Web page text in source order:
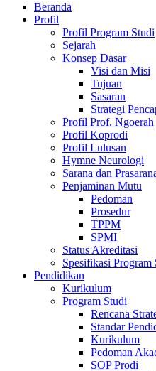
Beranda
Profil
Profil Program Studi
Sejarah
Konsep Dasar
Visi dan Misi
Tujuan
Sasaran
Strategi
Profil Prof. Ngoerah
Profil Koprodi
Profil Lulusan
Hymne Neurologi
Sarana dan
Penjaminan Mutu
Pedoman
Prosedur
TPPM
SPMI
Status Akreditasi
Spesifikasi Program
Pendidikan
Kurikulum
Program Studi
Rencana
Standar
Kurikulum
Pedoman
SOP Prodi